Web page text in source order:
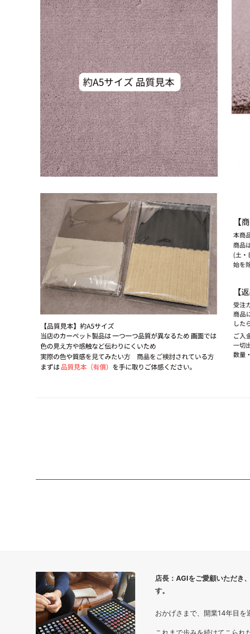
店長：AGIをご愛顧いただき
す。
おかげさまで、開業14年目を
これまで歩みを続けてこられ